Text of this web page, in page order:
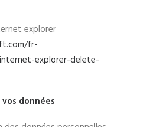
explorer
fr-
explorer-delete-
données